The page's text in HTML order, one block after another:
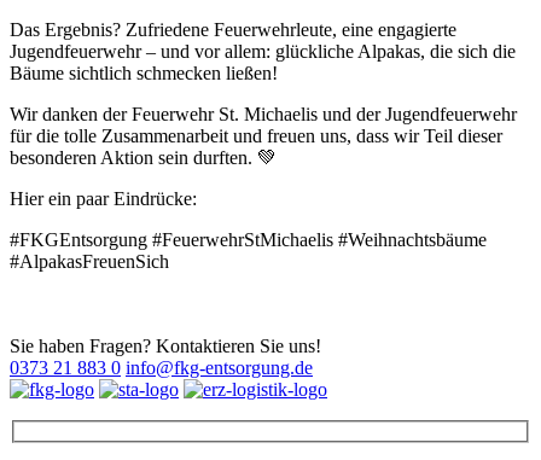
Das Ergebnis? Zufriedene Feuerwehrleute, eine engagierte
Jugendfeuerwehr – und vor allem: glückliche Alpakas, die sich die
Bäume sichtlich schmecken ließen!
Wir danken der Feuerwehr St. Michaelis und der Jugendfeuerwehr
für die tolle Zusammenarbeit und freuen uns, dass wir Teil dieser
besonderen Aktion sein durften. 💚
Hier ein paar Eindrücke:
#FKGEntsorgung #FeuerwehrStMichaelis #Weihnachtsbäume
#AlpakasFreuenSich
Sie haben Fragen? Kontaktieren Sie uns!
0373 21 883 0 info@fkg-entsorgung.de